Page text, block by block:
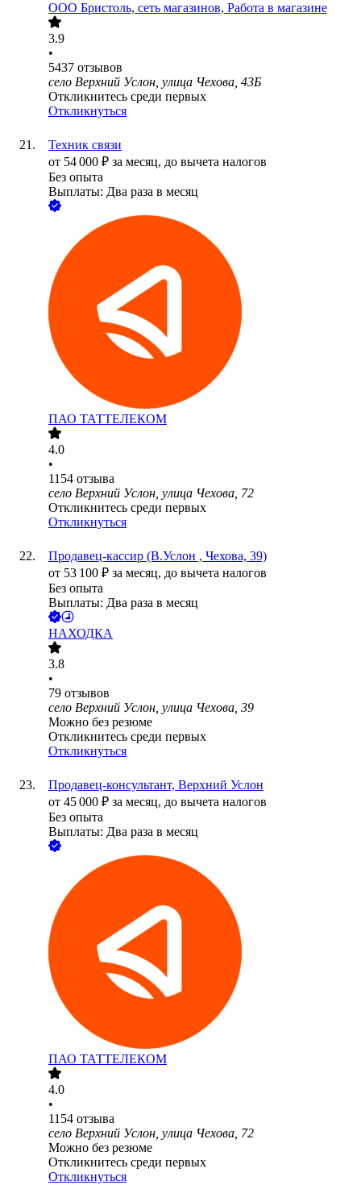
ООО Бристоль, сеть магазинов, Работа в магазине
3.9
•
5437 отзывов
село Верхний Услон, улица Чехова, 43Б
Откликнитесь среди первых
Откликнуться
Техник связи
от 54 000 ₽ за месяц, до вычета налогов
Без опыта
Выплаты: Два раза в месяц
ПАО ТАТТЕЛЕКОМ
4.0
•
1154 отзыва
село Верхний Услон, улица Чехова, 72
Откликнитесь среди первых
Откликнуться
Продавец-кассир (В.Услон , Чехова, 39)
от 53 100 ₽ за месяц, до вычета налогов
Без опыта
Выплаты: Два раза в месяц
НАХОДКА
3.8
•
79 отзывов
село Верхний Услон, улица Чехова, 39
Можно без резюме
Откликнитесь среди первых
Откликнуться
Продавец-консультант, Верхний Услон
от 45 000 ₽ за месяц, до вычета налогов
Без опыта
Выплаты: Два раза в месяц
ПАО ТАТТЕЛЕКОМ
4.0
•
1154 отзыва
село Верхний Услон, улица Чехова, 72
Можно без резюме
Откликнитесь среди первых
Откликнуться